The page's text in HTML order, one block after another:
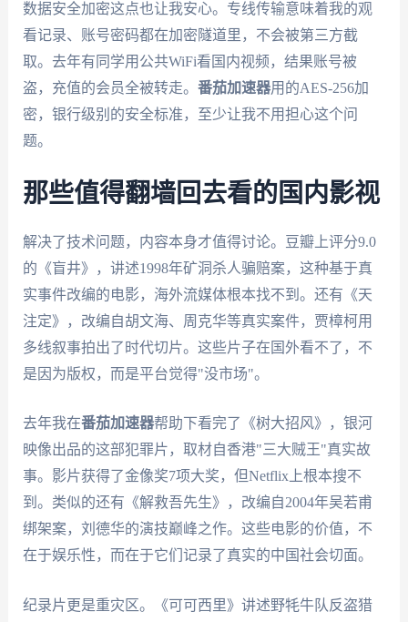
数据安全加密这点也让我安心。专线传输意味着我的观
看记录、账号密码都在加密隧道里，不会被第三方截
取。去年有同学用公共WiFi看国内视频，结果账号被
盗，充值的会员全被转走。 番茄加速器用的AES-256加
密，银行级别的安全标准，至少让我不用担心这个问
题。
那些值得翻墙回去看的国内影视
解决了技术问题，内容本身才值得讨论。豆瓣上评分9.0
的《盲井》，讲述1998年矿洞杀人骗赔案，这种基于真
实事件改编的电影，海外流媒体根本找不到。还有《天
注定》，改编自胡文海、周克华等真实案件，贾樟柯用
多线叙事拍出了时代切片。这些片子在国外看不了，不
是因为版权，而是平台觉得"没市场"。
去年我在番茄加速器帮助下看完了《树大招风》，银河
映像出品的这部犯罪片，取材自香港"三大贼王"真实故
事。影片获得了金像奖7项大奖，但Netflix上根本搜不
到。类似的还有《解救吾先生》，改编自2004年吴若甫
绑架案，刘德华的演技巅峰之作。这些电影的价值，不
在于娱乐性，而在于它们记录了真实的中国社会切面。
纪录片更是重灾区。《可可西里》讲述野牦牛队反盗猎